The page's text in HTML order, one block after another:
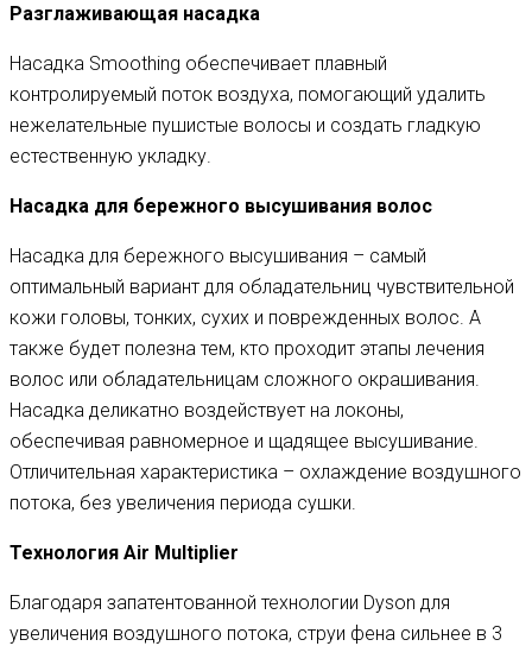
Разглаживающая насадка
Насадка Smoothing обеспечивает плавный
контролируемый поток воздуха, помогающий удалить
нежелательные пушистые волосы и создать гладкую
естественную укладку.
Насадка для бережного высушивания волос
Насадка для бережного высушивания – самый
оптимальный вариант для обладательниц чувствительной
кожи головы, тонких, сухих и поврежденных волос. А
также будет полезна тем, кто проходит этапы лечения
волос или обладательницам сложного окрашивания.
Насадка деликатно воздействует на локоны,
обеспечивая равномерное и щадящее высушивание.
Отличительная характеристика – охлаждение воздушного
потока, без увеличения периода сушки.
Технология Air Multiplier
Благодаря запатентованной технологии Dyson для
увеличения воздушного потока, струи фена сильнее в 3